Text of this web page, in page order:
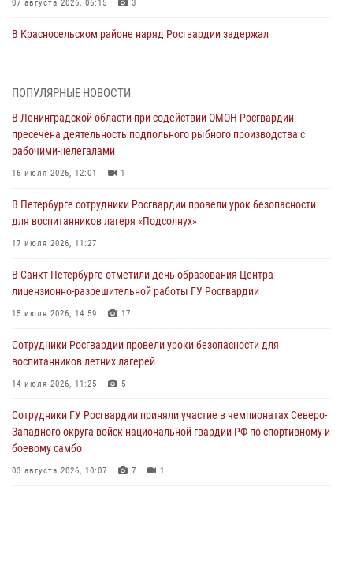
07 августа 2026, 06:15 3
В Красносельском районе наряд Росгвардии задержал
06 августа 2026, 13:39 1
В Центральном районе росгвардейцы оперативно задержали
хулигана, стрелявшего из пускового устройства рядом с жилыми
домами
06 августа 2026, 11:36
Сотрудники и военнослужащие Росгвардии обеспечили
правопорядок при проведении матча "Зенит" - "Балтика"
06 августа 2026, 07:30
В Выборгском районе наряд Росгвардии обнаружил
разыскиваемый преступный автотранспорт
05 августа 2026, 12:25 2
Петербургские росгвардейцы обнаружили объявленный в розыск
автомобиль, ранее использовавшийся при совершении кражи в
Ленобласти
ПОПУЛЯРНЫЕ НОВОСТИ
В Ленинградской области при содействии ОМОН Росгвардии
пресечена деятельность подпольного рыбного производства с
рабочими-нелегалами
16 июля 2026, 12:01 1
В Петербурге сотрудники Росгвардии провели урок безопасности
для воспитанников лагеря «Подсолнух»
17 июля 2026, 11:27
В Санкт-Петербурге отметили день образования Центра
лицензионно-разрешительной работы ГУ Росгвардии
15 июля 2026, 14:59 17
Сотрудники Росгвардии провели уроки безопасности для
воспитанников летних лагерей
14 июля 2026, 11:25 5
Сотрудники ГУ Росгвардии приняли участие в чемпионатах Северо-
Западного округа войск национальной гвардии РФ по спортивному и
боевому самбо
03 августа 2026, 10:07 7 1